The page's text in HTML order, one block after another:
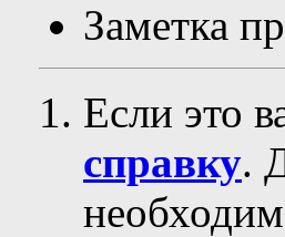
Заметка
Если это
справку.